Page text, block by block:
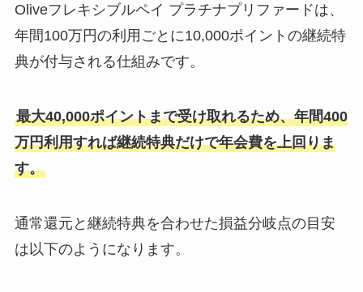
Oliveフレキシブルペイ プラチナプリファードは、
年間100万円の利用ごとに10,000ポイントの継続特
典が付与される仕組みです。
最大40,000ポイントまで受け取れるため、年間400
万円利用すれば継続特典だけで年会費を上回りま
す。
通常還元と継続特典を合わせた損益分岐点の目安
は以下のようになります。